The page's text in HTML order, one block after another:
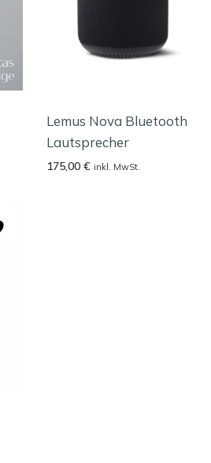
Lemus Nova Bluetooth
Lautsprecher
175,00 € inkl. MwSt.